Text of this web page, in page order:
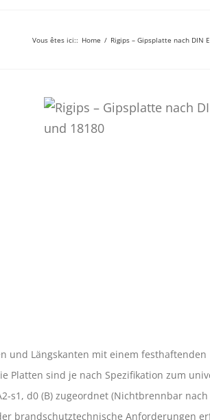
Vous êtes ici:: Home / Rigips – Gipsplatte nach DIN
und Längskanten mit einem festhaftenden
Platten sind je nach Spezifikation zum
s1, d0 (B) zugeordnet (Nichtbrennbar nach
brandschutztechnische Anforderungen